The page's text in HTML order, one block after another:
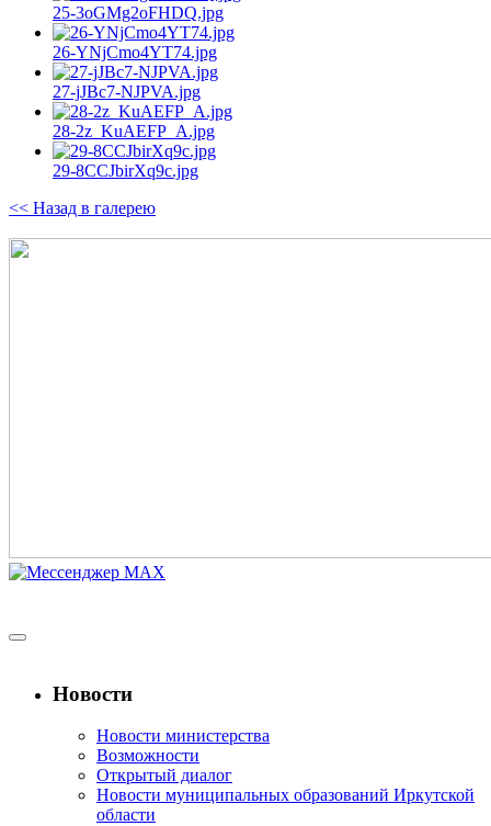
25-3oGMg2oFHDQ.jpg
26-YNjCmo4YT74.jpg
27-jJBc7-NJPVA.jpg
28-2z_KuAEFP_A.jpg
29-8CCJbirXq9c.jpg
<< Назад в галерею
Новости
Новости министерства
Возможности
Открытый диалог
Новости муниципальных образований Иркутской
области